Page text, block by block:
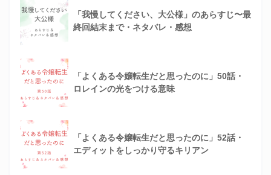
「我慢してください、大公様」のあらすじ〜最
終回結末まで・ネタバレ・感想
「よくある令嬢転生だと思ったのに」50話・
ロレインの光をつける意味
「よくある令嬢転生だと思ったのに」52話・
エディットをしっかり守るキリアン